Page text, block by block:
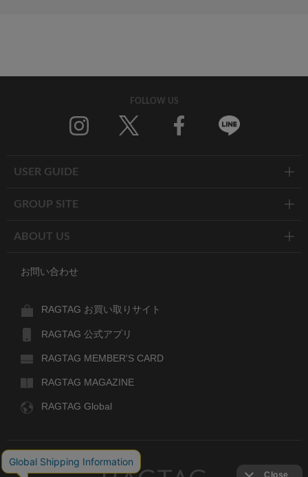
FOLLOW US
USER GUIDE
GROUP SITE
ABOUT US
お問い合わせ
RAGTAG お買い取りサイト
RAGTAG 公式アプリ
RAGTAG MEMBER'S CARD
RAGTAG MAGAZINE
RAGTAG Global